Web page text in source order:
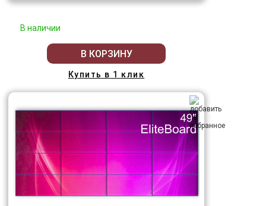
В наличии
В КОРЗИНУ
Купить в 1 клик